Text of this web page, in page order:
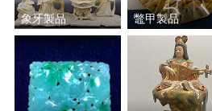
象牙製品 鼈甲製品